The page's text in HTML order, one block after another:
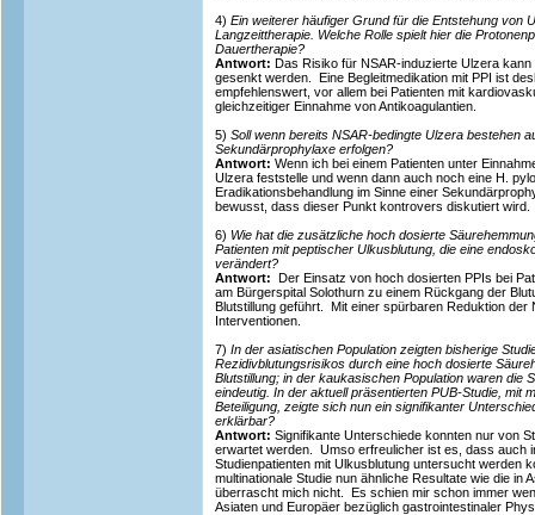
4) Ein weiterer häufiger Grund für die Entstehung von
Langzeittherapie. Welche Rolle spielt hier die
Dauertherapie?
Antwort: Das Risiko für NSAR-induzierte Ulzera
gesenkt werden. Eine Begleitmedikation mit PPI ist
empfehlenswert, vor allem bei Patienten mit
gleichzeitiger Einnahme von Antikoagulantien.
5) Soll wenn bereits NSAR-bedingte Ulzera bestehen
Sekundärprophylaxe erfolgen?
Antwort: Wenn ich bei einem Patienten unter
Ulzera feststelle und wenn dann auch noch eine H.
Eradikationsbehandlung im Sinne einer
bewusst, dass dieser Punkt kontrovers diskutiert wird.
6) Wie hat die zusätzliche hoch dosierte
Patienten mit peptischer Ulkusblutung, die eine
verändert?
Antwort: Der Einsatz von hoch dosierten PPIs bei
am Bürgerspital Solothurn zu einem Rückgang der
Blutstillung geführt. Mit einer spürbaren Reduktion der
Interventionen.
7) In der asiatischen Population zeigten bisherige
Rezidivblutungsrisikos durch eine hoch dosierte
Blutstillung; in der kaukasischen Population waren die
eindeutig. In der aktuell präsentierten PUB-Studie, mit
Beteiligung, zeigte sich nun ein signifikanter
erklärbar?
Antwort: Signifikante Unterschiede konnten nur von
erwartet werden. Umso erfreulicher ist es, dass auch
Studienpatienten mit Ulkusblutung untersucht werden
multinationale Studie nun ähnliche Resultate wie die in
überrascht mich nicht. Es schien mir schon immer
Asiaten und Europäer bezüglich gastrointestinaler